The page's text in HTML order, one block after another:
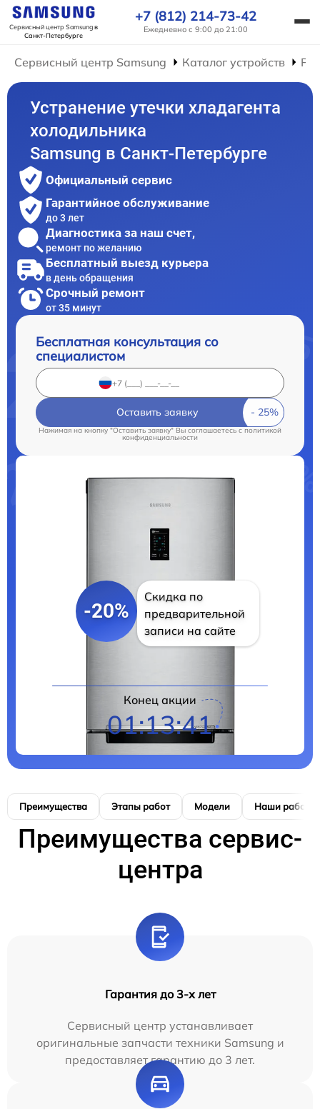
Сервисный центр Samsungв
Санкт-Петербурге
+7 (812) 214-73-42
Ежедневно с 9:00 до 21:00
Сервисный центр Samsung Каталог устройств
Устранение утечки хладагента
холодильника
Samsung в Санкт-Петербурге
Официальный сервис
Гарантийное обслуживание
до 3 лет
Диагностика за наш счет,
ремонт по желанию
Бесплатный выезд курьера
в день обращения
Срочный ремонт
от 35 минут
Бесплатная консультация со
специалистом
Оставить заявку
Нажимая на кнопку "Оставить заявку" Вы соглашаетесь c политикой
конфиденциальности
-20%
Скидка по
предварительной
записи на сайте
Конец акции
01:13:41
Преимущества Этапы работ Модели Наши работы
Преимущества сервис-
центра
Гарантия до 3-х лет
Сервисный центр устанавливает
оригинальные запчасти техники Samsung и
предоставляет гарантию до 3 лет.